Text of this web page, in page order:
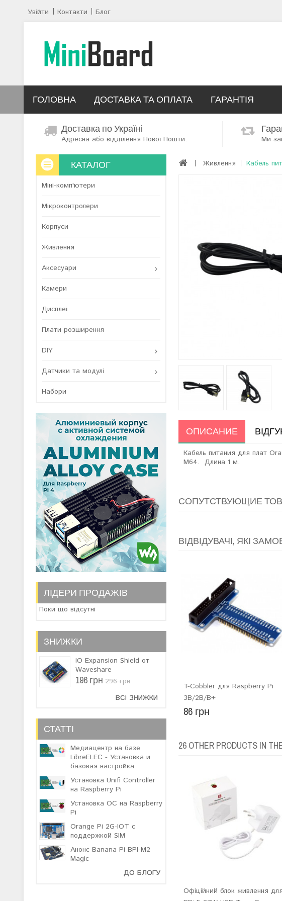
Увійти Контакти Блог
ГОЛОВНА ДОСТАВКА ТА ОПЛАТА ГАРАНТІЯ
Доставка по Україні
Адресна або відділення Нової Пошти. Ми
КАТАЛОГ
Міні-комп'ютери
Мікроконтролери
Корпуси
Живлення
Аксесуари
Камери
Дисплеї
Плати розширення
DIY
Датчики та модулі
Набори
ЛІДЕРИ ПРОДАЖІВ
Поки що відсутні
ЗНИЖКИ
IO Expansion Shield от
Waveshare
196 грн 296 грн
ВСІ ЗНИЖКИ
СТАТТІ
Медиацентр на базе
LibreELEC - Установка и
базовая настройка
Установка Unifi Controller
на Raspberry Pi
Установка ОС на Raspberry
Pi
Orange Pi 2G-IOT с
поддержкой SIM
Анонс Banana Pi BPI-M2
Magic
ДО БЛОГУ
Живлення Кабель
ОПИСАНИЕ
Кабель питания для плат
M64. Длина 1 м.
СОПУТСТВУЮЩИЕ
ВІДВІДУВАЧІ, ЯКІ
T-Cobbler для Raspberry Pi
3B/2B/B+
86 грн
26 OTHER PRODUCTS IN
Офіційний блок живлення для